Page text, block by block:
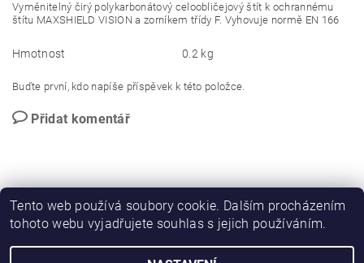
Vyměnitelný čirý polykarbonátový celoobličejový štít k ochrannému
štítu MAXSHIELD VISION a zorníkem třídy F. Vyhovuje normě EN 166
Hmotnost 0.2 kg
Buďte první, kdo napíše příspěvek k této položce.
Přidat komentář
Tento web používá soubory cookie. Dalším procházením
tohoto webu vyjadřujete souhlas s jejich používáním.